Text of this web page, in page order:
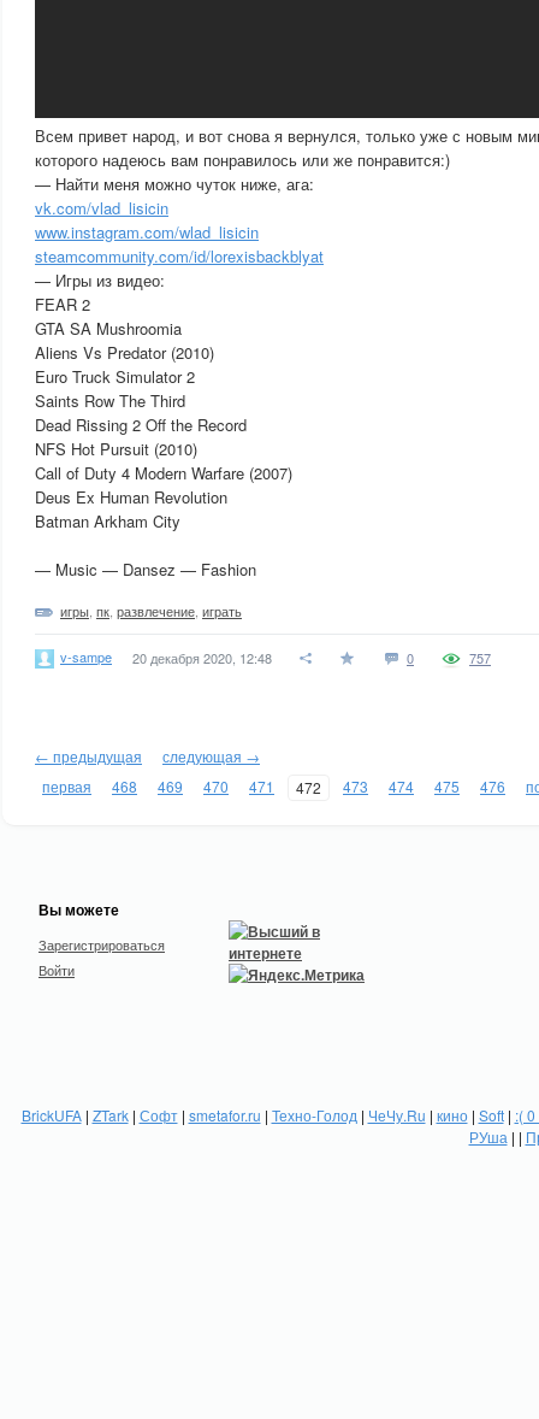
Всем привет народ, и вот снова я вернулся, только уже с новым
которого надеюсь вам понравилось или же понравится:)
— Найти меня можно чуток ниже, ага:
vk.com/vlad_lisicin
www.instagram.com/wlad_lisicin
steamcommunity.com/id/lorexisbackblyat
— Игры из видео:
FEAR 2
GTA SA Mushroomia
Aliens Vs Predator (2010)
Euro Truck Simulator 2
Saints Row The Third
Dead Rissing 2 Off the Record
NFS Hot Pursuit (2010)
Call of Duty 4 Modern Warfare (2007)
Deus Ex Human Revolution
Batman Arkham City
— Music — Dansez — Fashion
игры пк развлечение играть
v-sampe 20 декабря 2020, 12:48 0 757
← предыдущая
следующая →
первая
468 469 470 471 472 473 474 475 476
Вы можете
Зарегистрироваться
Войти
BrickUFA| ZTark| Софт| smetafor.ru | Техно-Голод | ЧеЧу.Ru | кино| Soft| :(
РУша | |